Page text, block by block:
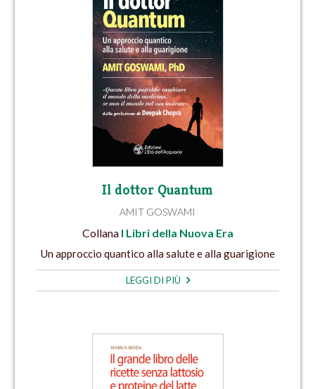
Il dottor Quantum
AMIT GOSWAMI
Collana I Libri della Nuova Era
Un approccio quantico alla salute e alla guarigione
LEGGI DI PIÙ